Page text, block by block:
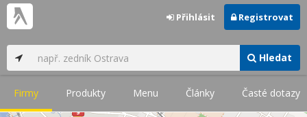
Hledat
Přihlásit Registrovat
Firmy Produkty Menu Články Časté dotazy